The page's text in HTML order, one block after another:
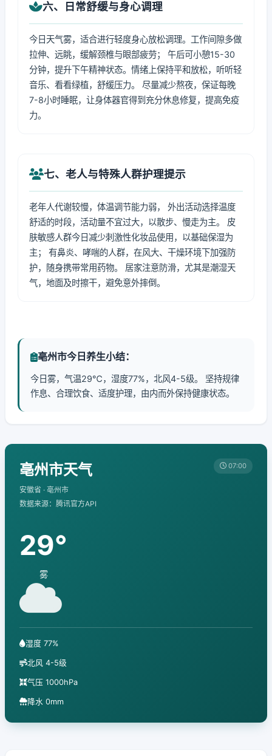
六、日常舒缓与身心调理
今日天气雾，适合进行轻度身心放松调理。工作间隙多做
拉伸、远眺，缓解颈椎与眼部疲劳； 午后可小憩15-30
分钟，提升下午精神状态。情绪上保持平和放松，听听轻
音乐、看看绿植，舒缓压力。 尽量减少熬夜，保证每晚
7-8小时睡眠，让身体器官得到充分休息修复，提高免疫
力。
七、老人与特殊人群护理提示
老年人代谢较慢，体温调节能力弱， 外出活动选择温度
舒适的时段，活动量不宜过大，以散步、慢走为主。 皮
肤敏感人群今日减少刺激性化妆品使用，以基础保湿为
主； 有鼻炎、哮喘的人群，在风大、干燥环境下加强防
护，随身携带常用药物。 居家注意防滑，尤其是潮湿天
气，地面及时擦干，避免意外摔倒。
亳州市今日养生小结：
今日雾，气温29℃，湿度77%，北风4-5级。 坚持规律
作息、合理饮食、适度护理，由内而外保持健康状态。
亳州市天气
安徽省 · 亳州市
数据来源：腾讯官方API
07:00
29°
雾
湿度 77%
北风 4-5级
气压 1000hPa
降水 0mm